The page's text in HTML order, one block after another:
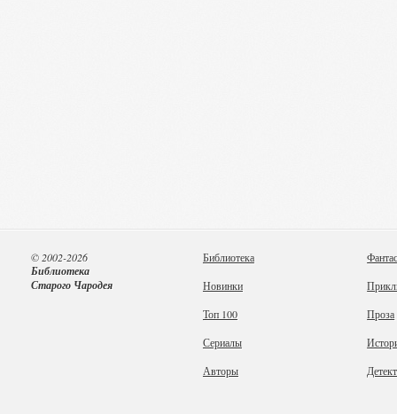
Библиотека
Новинки
Топ 100
Сериалы
Авторы
Проза
© 2002-2026
Библиотека
Старого Чародея